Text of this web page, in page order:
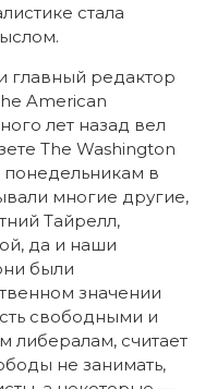
стала
главный редактор
American
лет назад вел
The Washington
понедельникам в
многие другие,
Тайрелл,
да и наши
были
значении
свободными и
считает
не занимать,